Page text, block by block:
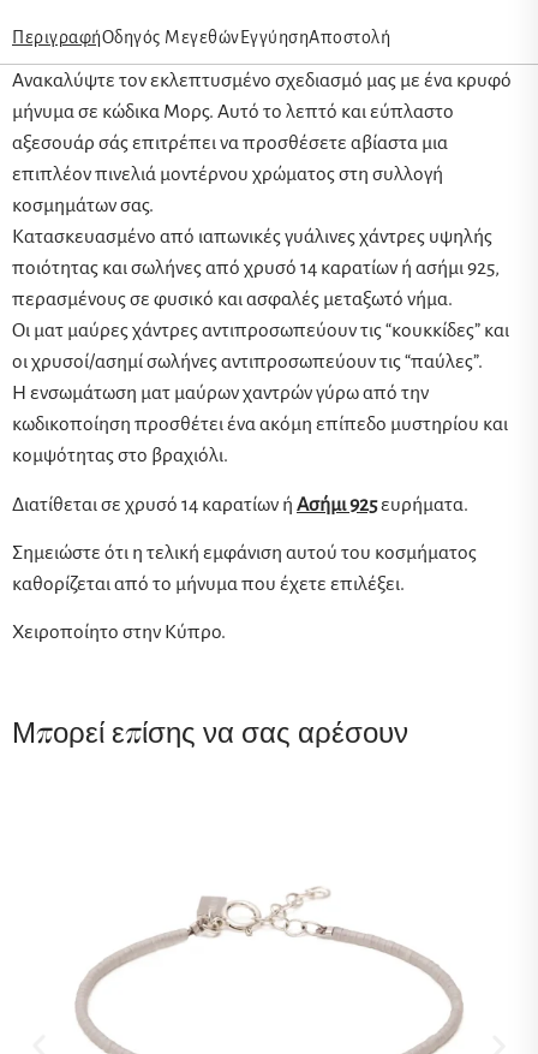
ΠεριγραφήΟδηγός ΜεγεθώνΕγγύησηΑποστολή
Ανακαλύψτε τον εκλεπτυσμένο σχεδιασμό μας με ένα κρυφό
μήνυμα σε κώδικα Μορς. Αυτό το λεπτό και εύπλαστο
αξεσουάρ σάς επιτρέπει να προσθέσετε αβίαστα μια
επιπλέον πινελιά μοντέρνου χρώματος στη συλλογή
κοσμημάτων σας.
Κατασκευασμένο από ιαπωνικές γυάλινες χάντρες υψηλής
ποιότητας και σωλήνες από χρυσό 14 καρατίων ή ασήμι 925,
περασμένους σε φυσικό και ασφαλές μεταξωτό νήμα.
Οι ματ μαύρες χάντρες αντιπροσωπεύουν τις “κουκκίδες” και
οι χρυσοί/ασημί σωλήνες αντιπροσωπεύουν τις “παύλες”.
Η ενσωμάτωση ματ μαύρων χαντρών γύρω από την
κωδικοποίηση προσθέτει ένα ακόμη επίπεδο μυστηρίου και
κομψότητας στο βραχιόλι.
Διατίθεται σε χρυσό 14 καρατίων ή Ασήμι 925ευρήματα.
Σημειώστε ότι η τελική εμφάνιση αυτού του κοσμήματος
καθορίζεται από το μήνυμα που έχετε επιλέξει.
Χειροποίητο στην Κύπρο.
Μπορεί επίσης να σας αρέσουν